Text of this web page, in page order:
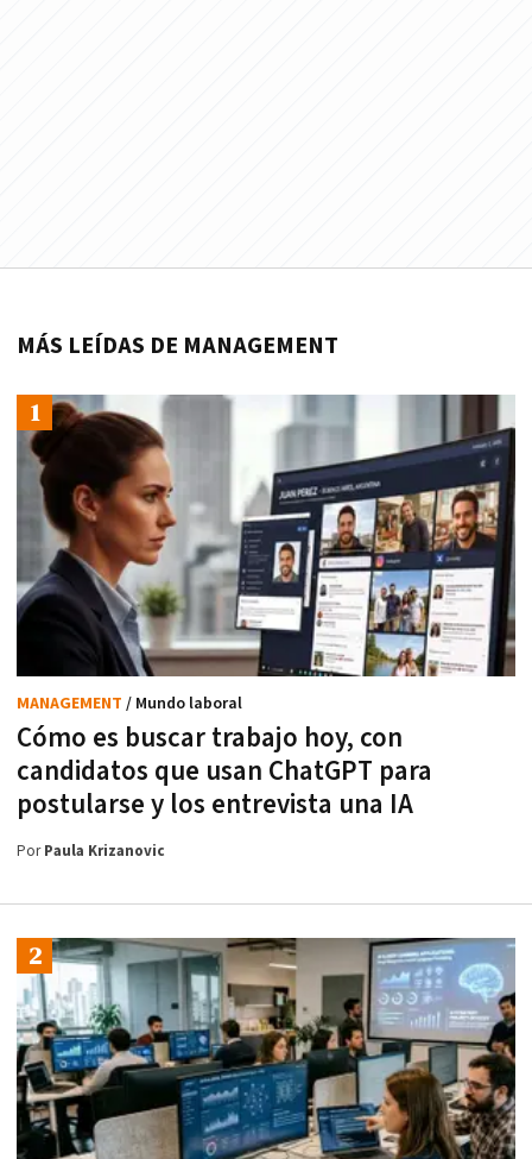
MÁS LEÍDAS DE MANAGEMENT
Cómo es buscar trabajo hoy, con
candidatos que usan ChatGPT para
postularse y los entrevista una IA
MANAGEMENT / Mundo laboral
PorPaula Krizanovic